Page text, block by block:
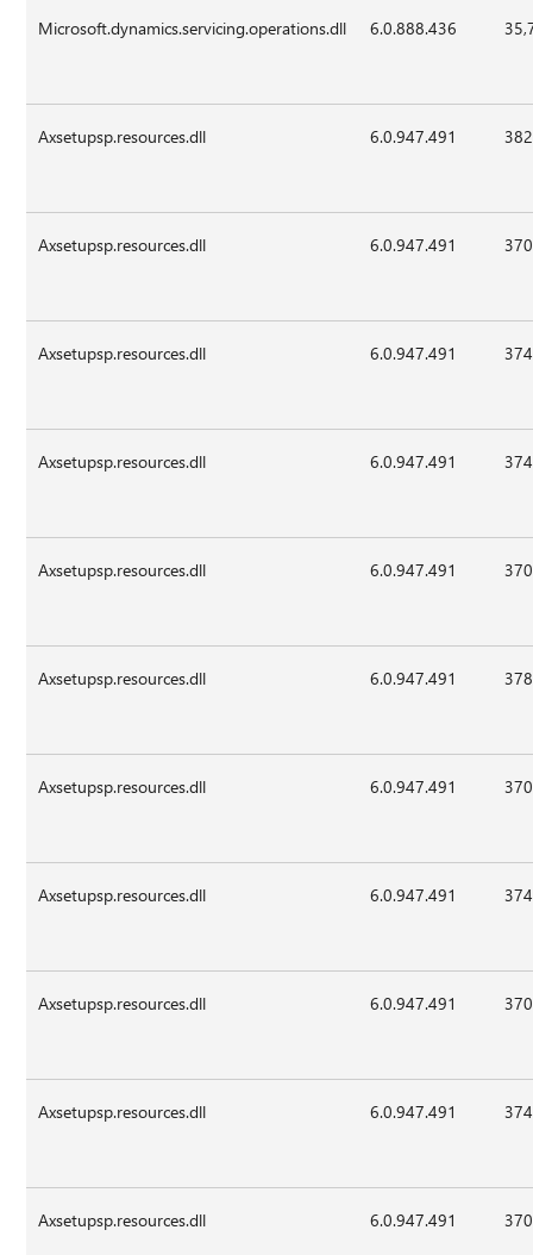
Microsoft.dynamics.servicing.operations.dll 6.0.888.436
Axsetupsp.resources.dll 6.0.947.491
Axsetupsp.resources.dll 6.0.947.491
Axsetupsp.resources.dll 6.0.947.491
Axsetupsp.resources.dll 6.0.947.491
Axsetupsp.resources.dll 6.0.947.491
Axsetupsp.resources.dll 6.0.947.491
Axsetupsp.resources.dll 6.0.947.491
Axsetupsp.resources.dll 6.0.947.491
Axsetupsp.resources.dll 6.0.947.491
Axsetupsp.resources.dll 6.0.947.491
Axsetupsp.resources.dll 6.0.947.491